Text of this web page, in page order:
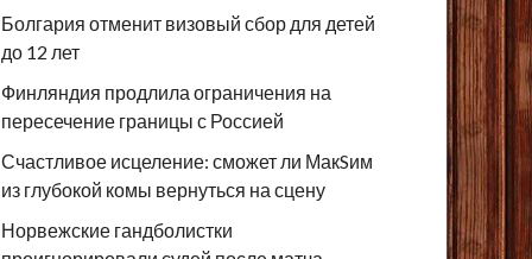
Болгария отменит визовый сбор для детей
до 12 лет
Финляндия продлила ограничения на
пересечение границы с Россией
Счастливое исцеление: сможет ли МакSим
из глубокой комы вернуться на сцену
Норвежские гандболистки